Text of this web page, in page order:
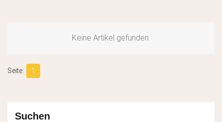
Keine Artikel gefunden.
1
Suchen